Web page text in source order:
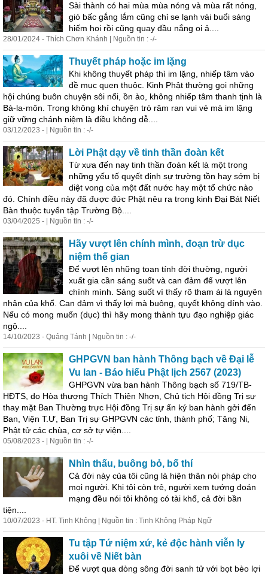
Sài thành có hai mùa mùa nóng và mùa rất nóng,
gió bấc gắng lắm cũng chỉ se lạnh vài buổi sáng
hiếm hoi rồi cũng quay đầu nắng oi ả....
28/01/2024 - Thích Chơn Khánh | Nguồn tin : -/-
Thuyết pháp hoặc im lặng
Khi không thuyết pháp thì im lặng, nhiếp tâm vào
đề mục quen thuộc. Kinh Phật thường gọi những
hội chúng buôn chuyện sôi nổi, ồn ào, không nhiếp tâm thanh tịnh là
Bà-la-môn. Trong không khí chuyện trò râm ran vui vẻ mà im lặng
giữ vững chánh niệm là điều không dễ....
03/12/2023 - | Nguồn tin : -/-
Lời Phật dạy về tinh thần đoàn kết
Từ xưa đến nay tinh thần đoàn kết là một trong
những yếu tố quyết định sự trường tồn hay sớm bị
diệt vong của một đất nước hay một tổ chức nào
đó. Chính điều này đã được đức Phật nêu ra trong kinh Đại Bát Niết
Bàn thuộc tuyển tập Trường Bộ....
03/04/2025 - | Nguồn tin : -/-
Hãy vượt lên chính mình, đoạn trừ dục
niệm thế gian
Để vượt lên những toan tính đời thường, người
xuất gia cần sáng suốt và can đảm để vượt lên
chính mình. Sáng suốt vì thấy rõ tham ái là nguyên
nhân của khổ. Can đảm vì thấy lợi mà buông, quyết không dính vào.
Nếu có mong muốn (dục) thì hãy mong thành tựu đạo nghiệp giác
ngộ....
14/10/2023 - Quảng Tánh | Nguồn tin : -/-
GHPGVN ban hành Thông bạch về Đại lễ
Vu lan - Báo hiếu Phật lịch 2567 (2023)
GHPGVN vừa ban hành Thông bạch số 719/TB-
HĐTS, do Hòa thượng Thích Thiện Nhơn, Chủ tịch Hội đồng Trị sự
thay mặt Ban Thường trực Hội đồng Trị sự ấn ký ban hành gởi đến
Ban, Viện T.Ư, Ban Trị sự GHPGVN các tỉnh, thành phố; Tăng Ni,
Phật tử các chùa, cơ sở tự viện....
05/08/2023 - | Nguồn tin : -/-
Nhìn thấu, buông bỏ, bố thí
Cả đời này của tôi cũng là hiện thân nói pháp cho
mọi người. Khi tôi còn trẻ, người xem tướng đoán
mạng đều nói tôi không có tài khố, cả đời bần
tiện....
10/07/2023 - HT. Tịnh Không | Nguồn tin : Tịnh Không Pháp Ngữ
Tu tập Tứ niệm xứ, kẻ độc hành viễn ly
xuôi về Niết bàn
Để vượt qua dòng sông đời sanh tử với bọt bèo lợi